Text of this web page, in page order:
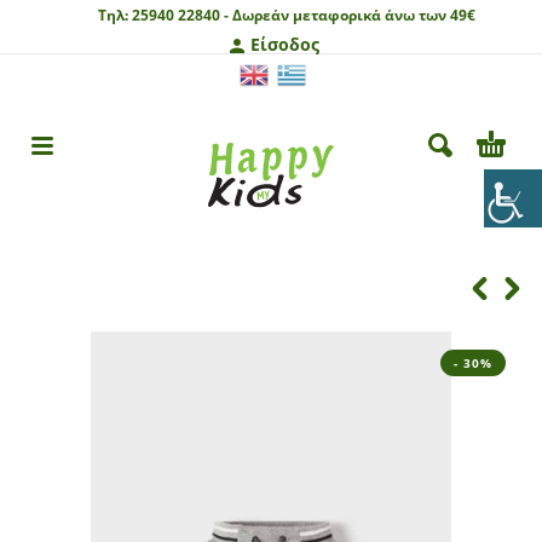
Τηλ:25940 22840 -Δωρεάν μεταφορικά άνω των 49€
Είσοδος
- 30%